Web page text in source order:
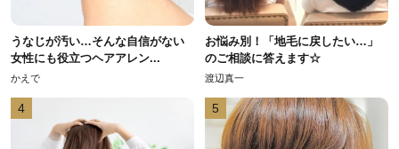
うなじが汚い…そんな自信がない
女性にも役立つヘアアレン...
かえで
お悩み別！「地毛に戻したい…」
のご相談に答えます☆
渡辺真一
4 5